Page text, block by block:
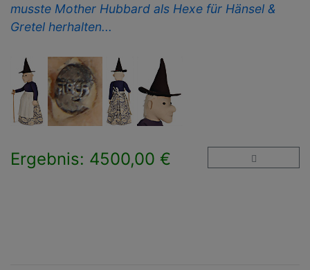
musste Mother Hubbard als Hexe für Hänsel &
Gretel herhalten...
Ergebnis: 4500,00 €